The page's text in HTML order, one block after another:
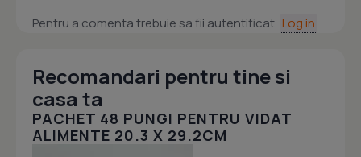
Pentru a comenta trebuie sa fii autentificat. Log in
Recomandari pentru tine si
casa ta
PACHET 48 PUNGI PENTRU VIDAT
ALIMENTE 20.3 X 29.2CM